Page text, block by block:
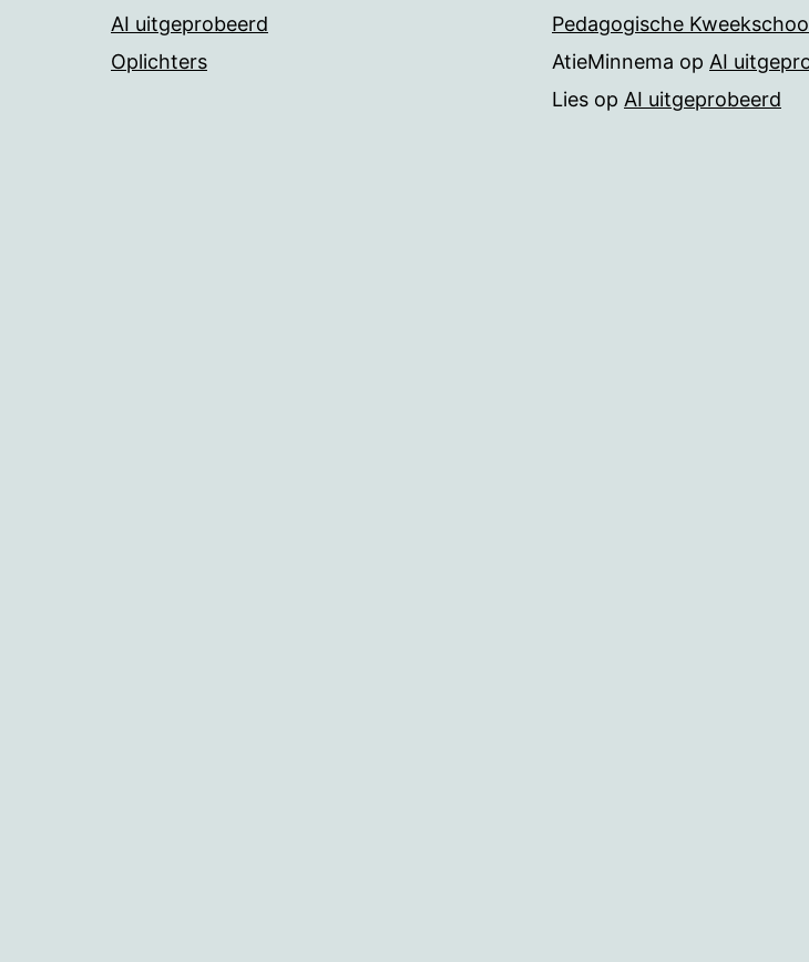
AI uitgeprobeerd
Oplichters
Pedagogische
AtieMinnema op AI
Lies op AI uitgeprobeerd